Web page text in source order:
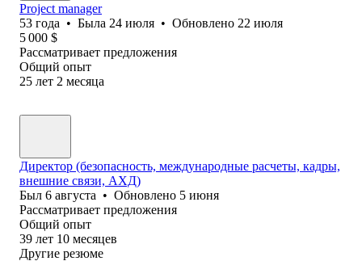
Project manager
53 года • Была 24 июля • Обновлено 22 июля
5 000 $
Рассматривает предложения
Общий опыт
25 лет 2 месяца
Директор (безопасность, международные расчеты, кадры,
внешние связи, АХД)
Был 6 августа • Обновлено 5 июня
Рассматривает предложения
Общий опыт
39 лет 10 месяцев
Другие резюме